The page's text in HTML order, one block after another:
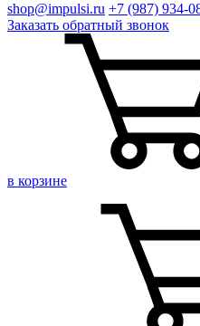
shop@impulsi.ru +7 (987) 934-
Заказать обратный звонок
в корзине